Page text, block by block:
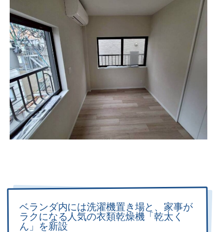
ベランダ内には洗濯機置き場と、家事が
ラクになる人気の衣類乾燥機「乾太く
ん」を新設